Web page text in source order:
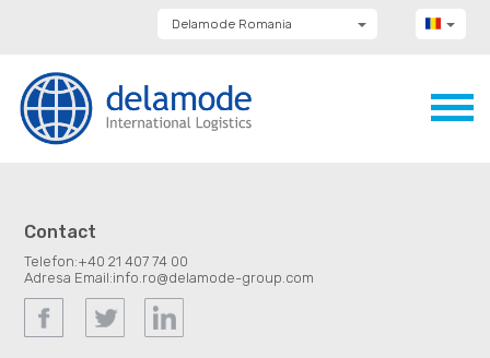
Delamode Romania
Delamode Bulgaria
Delamode Estonia
Delamode Latvia
Contact
Telefon:+40 21 407 74 00
Adresa Email:info.ro@delamode-group.com